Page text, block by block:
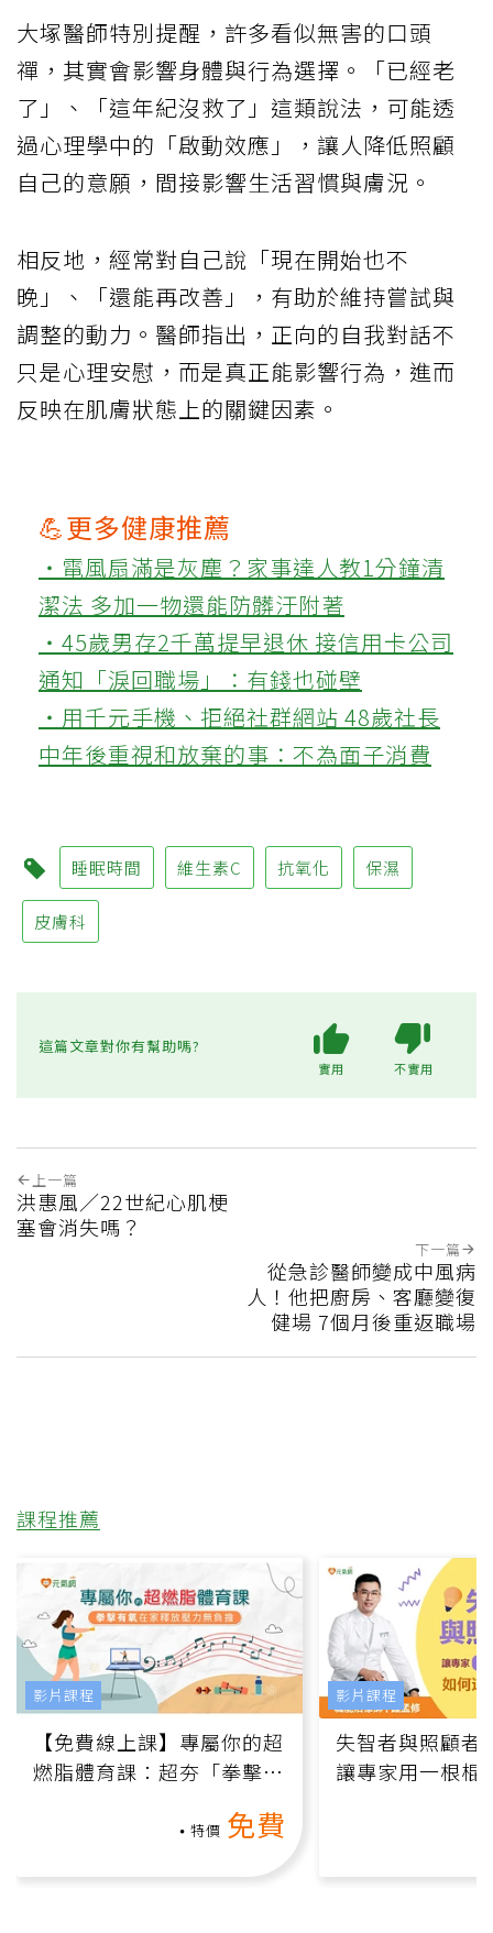
大塚醫師特別提醒，許多看似無害的口頭
禪，其實會影響身體與行為選擇。「已經老
了」、「這年紀沒救了」這類說法，可能透
過心理學中的「啟動效應」，讓人降低照顧
自己的意願，間接影響生活習慣與膚況。
相反地，經常對自己說「現在開始也不
晚」、「還能再改善」，有助於維持嘗試與
調整的動力。醫師指出，正向的自我對話不
只是心理安慰，而是真正能影響行為，進而
反映在肌膚狀態上的關鍵因素。
💪更多健康推薦
‧電風扇滿是灰塵？家事達人教1分鐘清
潔法 多加一物還能防髒汙附著
‧45歲男存2千萬提早退休 接信用卡公司
通知「淚回職場」：有錢也碰壁
‧用千元手機、拒絕社群網站 48歲社長
中年後重視和放棄的事：不為面子消費
睡眠時間 維生素C 抗氧化 保濕
皮膚科
這篇文章對你有幫助嗎?
實用 不實用
上一篇
洪惠風／22世紀心肌梗
塞會消失嗎？
下一篇
從急診醫師變成中風病
人！他把廚房、客廳變復
健場 7個月後重返職場
課程推薦
【免費線上課】專屬你的超
燃脂體育課：超夯「拳擊有
特價 免費
影片課程
失智者與照顧者
讓專家用一根棍
影片課程